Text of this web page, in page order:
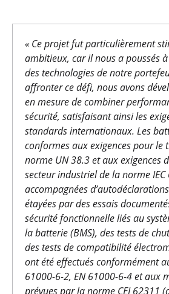
« Ce projet fut particulièrement
ambitieux, car il nous a poussés
des technologies de notre
affronter ce défi, nous avons
en mesure de combiner
sécurité, satisfaisant ainsi les
standards internationaux. Les
conformes aux exigences pour le
norme UN 38.3 et aux exigences
secteur industriel de la norme
accompagnées
étayées par des essais
sécurité fonctionnelle liés au
la batterie (BMS), des tests de
des tests de compatibilité
ont été effectués conformément
61000-6-2, EN 61000-6-4 et aux
prévues par la norme CEI 62311